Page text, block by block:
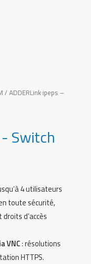
/ ADDERLink ipeps –
Switch
4 utilisateurs
toute sécurité,
d’accès
VNC: résolutions
HTTPS.